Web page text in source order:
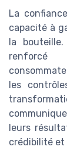
La
capacité à
la
renforcé
les
leurs
crédibilité et